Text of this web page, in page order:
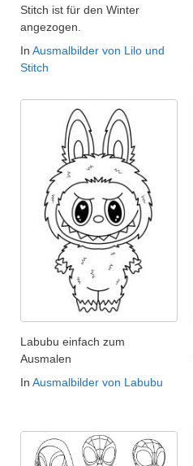
Stitch ist für den Winter
angezogen.
In Ausmalbilder von Lilo und
Stitch
Labubu einfach zum
Ausmalen
In Ausmalbilder von Labubu